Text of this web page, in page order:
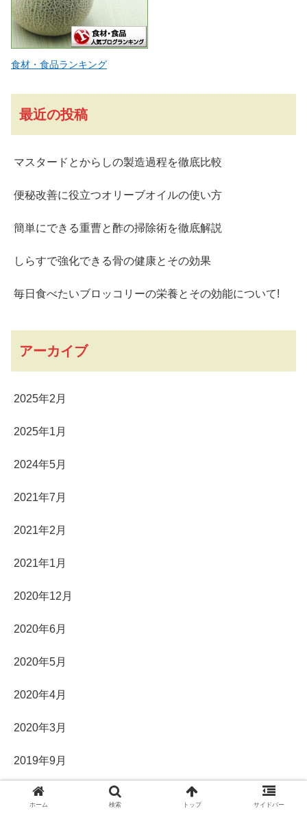
食材・食品ランキング
最近の投稿
マスタードとからしの製造過程を徹底比較
便秘改善に役立つオリーブオイルの使い方
簡単にできる重曹と酢の掃除術を徹底解説
しらすで強化できる骨の健康とその効果
毎日食べたいブロッコリーの栄養とその効能について!
アーカイブ
2025年2月
2025年1月
2024年5月
2021年7月
2021年2月
2021年1月
2020年12月
2020年6月
2020年5月
2020年4月
2020年3月
2019年9月
2019年8月
ホーム 検索 トップ サイドバー